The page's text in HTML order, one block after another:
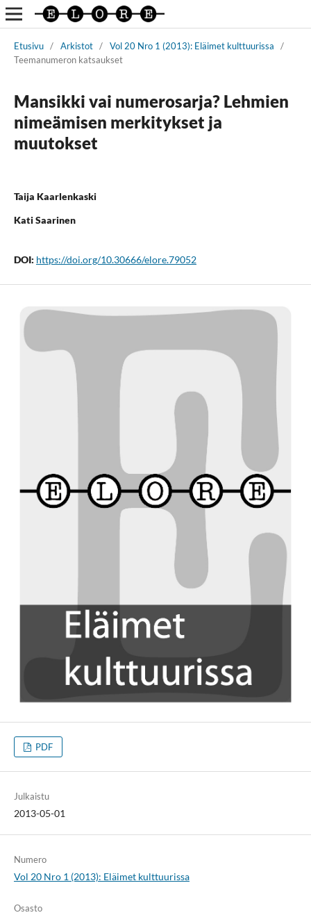
Etusivu / Arkistot / Vol 20 Nro 1 (2013): Eläimet kulttuurissa
/
Teemanumeron katsaukset
Mansikki vai numerosarja? Lehmien
nimeämisen merkitykset ja
muutokset
Taija Kaarlenkaski
Kati Saarinen
DOI: https://doi.org/10.30666/elore.79052
PDF
Julkaistu
2013-05-01
Numero
Vol 20 Nro 1 (2013): Eläimet kulttuurissa
Osasto